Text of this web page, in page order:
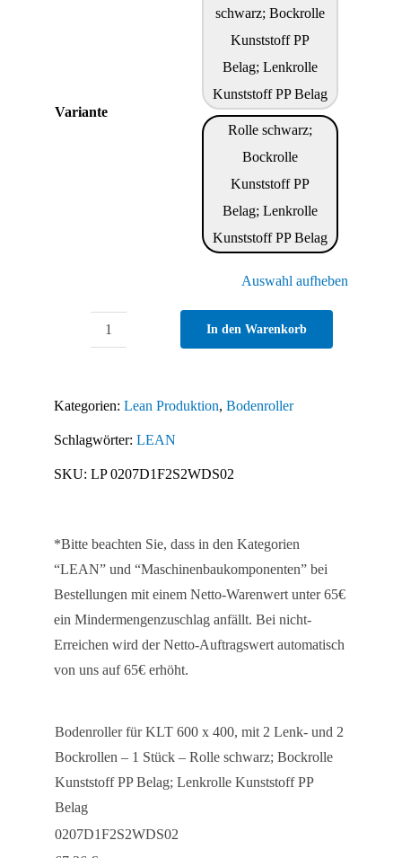
Variante
schwarz; Bockrolle
Kunststoff PP
Belag; Lenkrolle
Kunststoff PP Belag
Rolle schwarz;
Bockrolle
Kunststoff PP
Belag; Lenkrolle
Kunststoff PP Belag
Auswahl aufheben
600
x
400,
Lenk-
und
2
Bockrollen
-
1
In den Warenkorb
Kategorien: Lean Produktion, Bodenroller
Schlagwörter: LEAN
SKU: LP 0207D1F2S2WDS02
*Bitte beachten Sie, dass in den Kategorien
“LEAN” und “Maschinenbaukomponenten” bei
Bestellungen mit einem Netto-Warenwert unter 65€
ein Mindermengenzuschlag anfällt. Bei nicht-
Erreichen wird der Netto-Auftragswert automatisch
von uns auf 65€ erhöht.
Bodenroller für KLT 600 x 400, mit 2 Lenk- und 2
Bockrollen – 1 Stück – Rolle schwarz; Bockrolle
Kunststoff PP Belag; Lenkrolle Kunststoff PP
Belag
0207D1F2S2WDS02